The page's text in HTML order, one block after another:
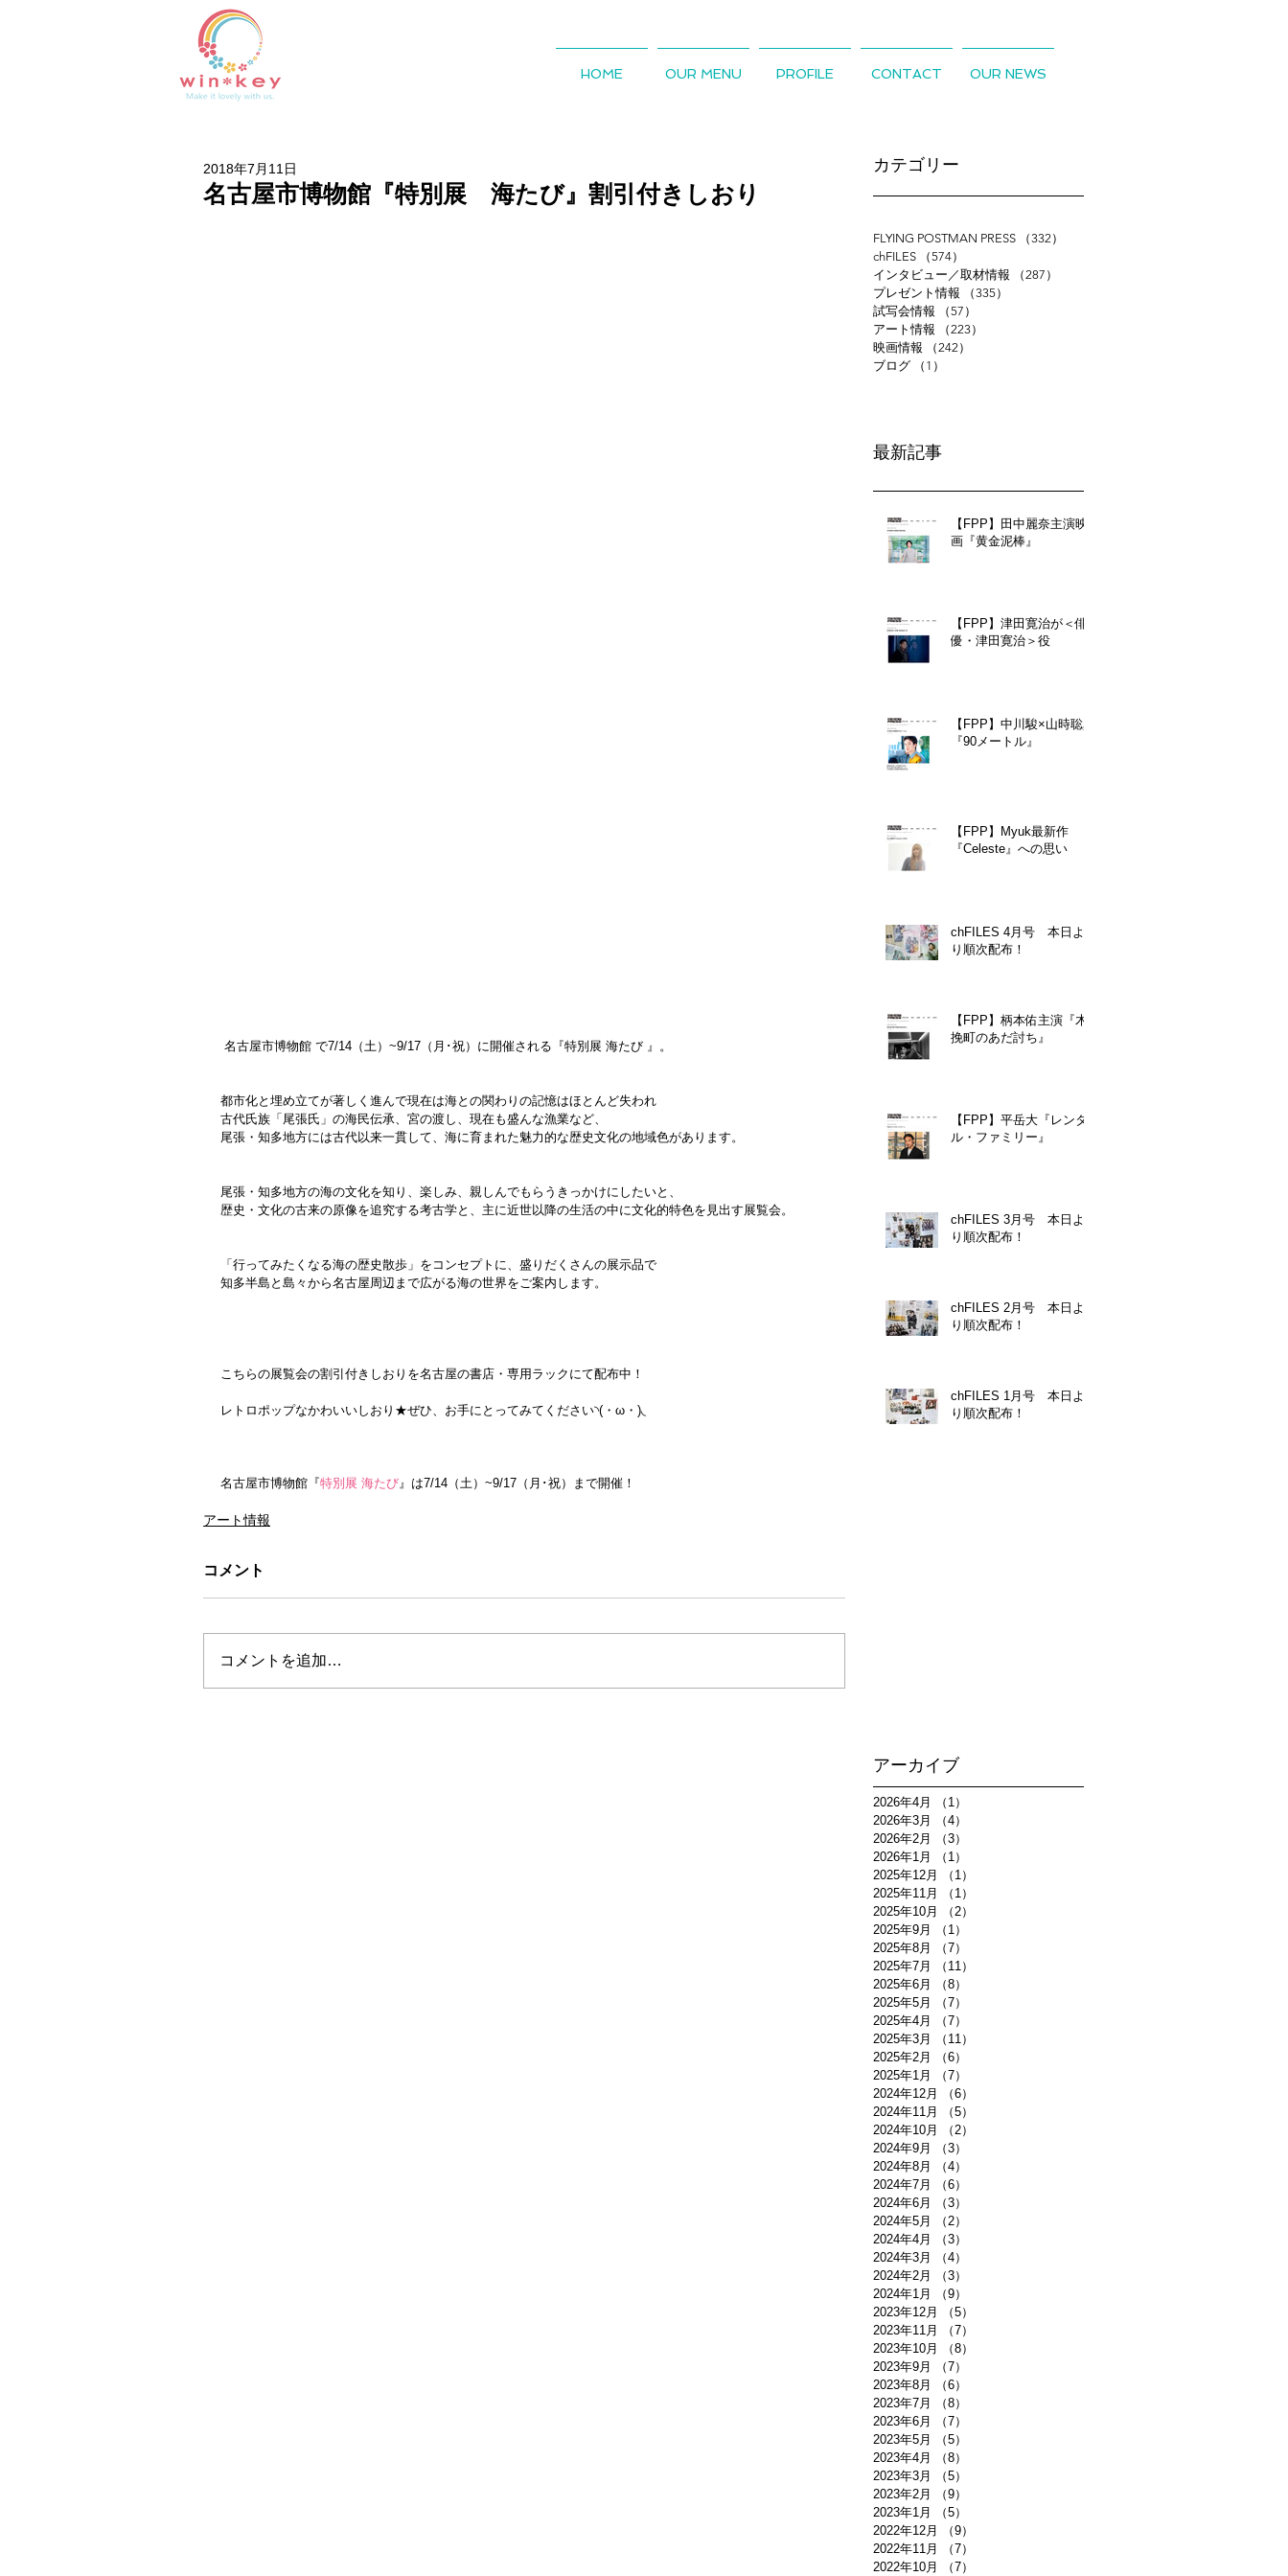
HOME OUR MENU PROFILE CONTACT OUR NEWS
名古屋市博物館『特別展 海たび』割引付きしおり
2018年7月11日
名古屋市博物館 で7/14（土）~9/17（月･祝）に開催される『特別展 海たび 』。
都市化と埋め立てが著しく進んで現在は海との関わりの記憶はほとんど失われ
古代氏族「尾張氏」の海民伝承、宮の渡し、現在も盛んな漁業など、
尾張・知多地方には古代以来一貫して、海に育まれた魅力的な歴史文化の地域色があります。
尾張・知多地方の海の文化を知り、楽しみ、親しんでもらうきっかけにしたいと、
歴史・文化の古来の原像を追究する考古学と、主に近世以降の生活の中に文化的特色を見出す展覧会。
「行ってみたくなる海の歴史散歩」をコンセプトに、盛りだくさんの展示品で
知多半島と島々から名古屋周辺まで広がる海の世界をご案内します。
こちらの展覧会の割引付きしおりを名古屋の書店・専用ラックにて配布中！
レトロポップなかわいいしおり★ぜひ、お手にとってみてください◝(・ω・)◟
名古屋市博物館『特別展 海たび』は7/14（土）~9/17（月･祝）まで開催！
アート情報
コメント
コメントを追加…
​カテゴリー
FLYING POSTMAN PRESS （332）
chFILES
（574）
インタビュー／取材情報
（287）
プレゼント情報
（335）
試写会情報
（57）
アート情報
（223）
映画情報
（242）
ブログ
（1）
最新記事
【FPP】田中麗奈主演映
画『黄金泥棒』
【FPP】津田寛治が＜俳
優・津田寛治＞役
【FPP】中川駿×山時聡真
『90メートル』
【FPP】Myuk最新作
『Celeste』への思い
chFILES 4月号 本日よ
り順次配布！
【FPP】柄本佑主演『木
挽町のあだ討ち』
【FPP】平岳大『レンタ
ル・ファミリー』
chFILES 3月号 本日よ
り順次配布！
chFILES 2月号 本日よ
り順次配布！
chFILES 1月号 本日よ
り順次配布！
アーカイブ
2026年4月 （1）
2026年3月
（4）
2026年2月
（3）
2026年1月
（1）
2025年12月
（1）
2025年11月
（1）
2025年10月
（2）
2025年9月
（1）
2025年8月
（7）
2025年7月
（11）
2025年6月
（8）
2025年5月
（7）
2025年4月
（7）
2025年3月
（11）
2025年2月
（6）
2025年1月
（7）
2024年12月
（6）
2024年11月
（5）
2024年10月
（2）
2024年9月
（3）
2024年8月
（4）
2024年7月
（6）
2024年6月
（3）
2024年5月
（2）
2024年4月
（3）
2024年3月
（4）
2024年2月
（3）
2024年1月
（9）
2023年12月
（5）
2023年11月
（7）
2023年10月
（8）
2023年9月
（7）
2023年8月
（6）
2023年7月
（8）
2023年6月
（7）
2023年5月
（5）
2023年4月
（8）
2023年3月
（5）
2023年2月
（9）
2023年1月
（5）
2022年12月
（9）
2022年11月
（7）
2022年10月
（7）